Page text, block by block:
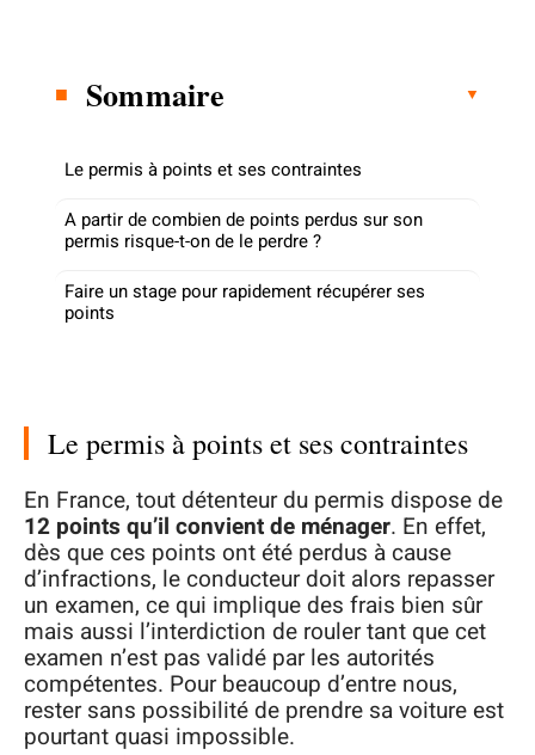
Sommaire
Le permis à points et ses contraintes
A partir de combien de points perdus sur son
permis risque-t-on de le perdre ?
Faire un stage pour rapidement récupérer ses
points
Le permis à points et ses contraintes
En France, tout détenteur du permis dispose de
12 points qu’il convient de ménager. En effet,
dès que ces points ont été perdus à cause
d’infractions, le conducteur doit alors repasser
un examen, ce qui implique des frais bien sûr
mais aussi l’interdiction de rouler tant que cet
examen n’est pas validé par les autorités
compétentes. Pour beaucoup d’entre nous,
rester sans possibilité de prendre sa voiture est
pourtant quasi impossible.